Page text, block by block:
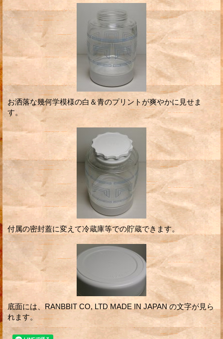
お洒落な幾何学模様の白＆青のプリントが爽やかに見せま
す。
付属の密封蓋に変えて冷蔵庫等での貯蔵できます。
底面には、RANBBIT CO, LTD MADE IN JAPAN の文字が見ら
れます。